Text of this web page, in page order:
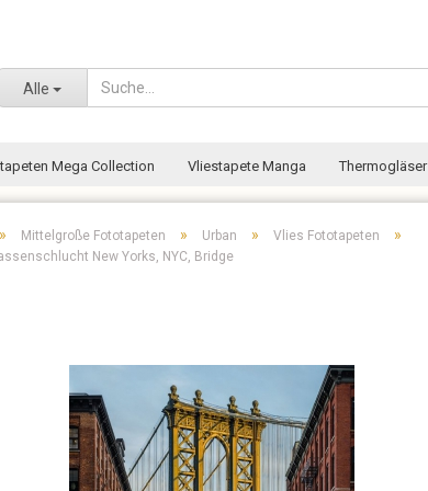
Alle
Mega Collection Vliestapete Manga Thermogläser
» Mittelgroße Fototapeten » Urban » Vlies Fototapeten »
New Yorks, NYC, Bridge